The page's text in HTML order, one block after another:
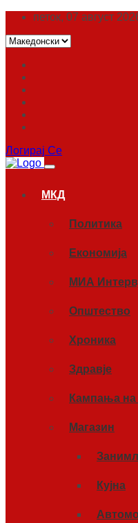
петок, 07 август
Логирај Се
МКД
Политика
Економија
МИА
Општество
Хроника
Здравје
Кампања
Магазин
Кујна